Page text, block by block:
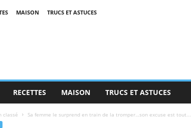
MAISON TRUCS ET ASTUCES
RECETTES MAISON TRUCS ET ASTUCES
classé Sa femme le surprend en train de la tromper…son excuse est tout...